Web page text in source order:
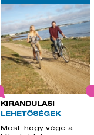
KIRÁNDULÁSI
LEHETŐSÉGEK
Most, hogy vége a